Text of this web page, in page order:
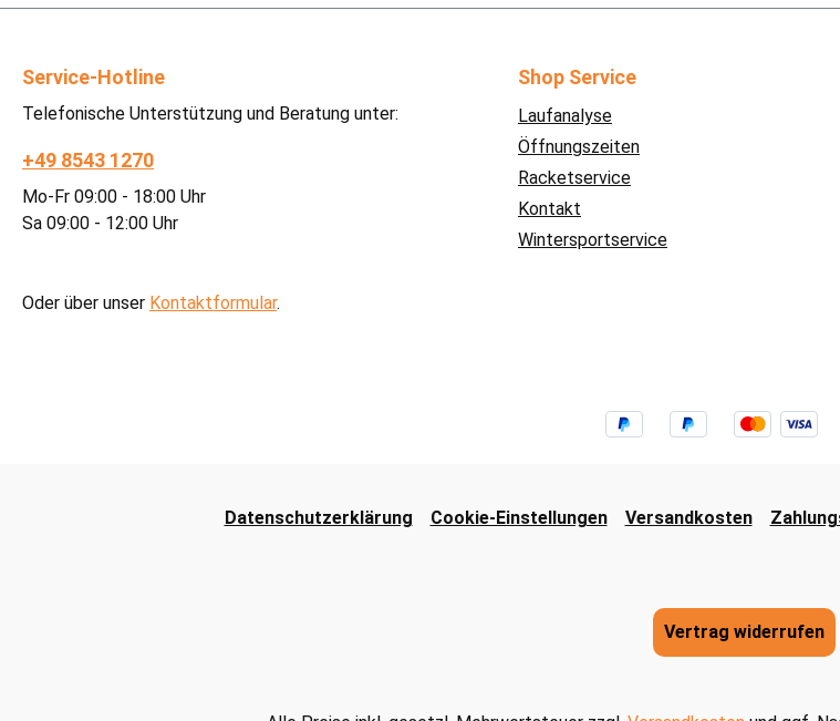
Service-Hotline
Telefonische Unterstützung und Beratung unter:
+49 8543 1270
Mo-Fr 09:00 - 18:00 Uhr
Sa 09:00 - 12:00 Uhr
Oder über unser Kontaktformular.
Shop Service
Laufanalyse
Öffnungszeiten
Racketservice
Kontakt
Wintersportservice
Datenschutzerklärung Cookie-Einstellungen Versandkosten
Vertrag widerrufen